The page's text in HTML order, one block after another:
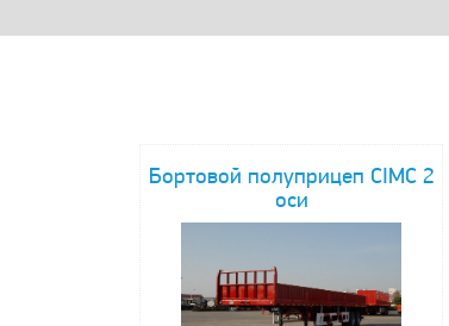
Бортовой полуприцеп CIMC 2
оси